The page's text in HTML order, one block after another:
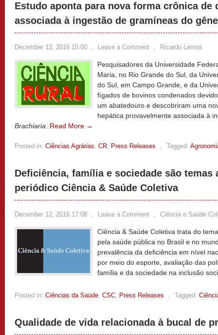
Estudo aponta para nova forma crônica de
associada à ingestão de gramíneas do
December 13, 2016 15:00 , Leave a Comment , Ricardo Lemos
Pesquisadores da Universidade
Maria, no Rio Grande do Sul, da
do Sul, em Campo Grande, e da
fígados de bovinos condenados
um abatedouro e descobriram uma
hepática provavelmente associada à
Brachiaria
Read More →
Posted in: Ciências Agrárias, CR, Press Releases , Tagged:
Deficiência, família e sociedade são temas
periódico Ciência & Saúde Coletiva
December 12, 2016 17:08 , Leave a Comment , Ciência e Saúde
Ciência & Saúde Coletiva trata do
pela saúde pública no Brasil e no
prevalência da deficiência em nível
por meio do esporte, avaliação das
família e da sociedade na inclusão
Posted in: Ciências da Saúde, CSC, Press Releases , Tagged:
Qualidade de vida relacionada à bucal de